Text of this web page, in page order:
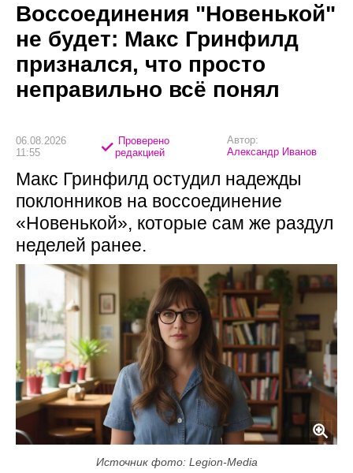
Воссоединения "Новенькой"
не будет: Макс Гринфилд
признался, что просто
неправильно всё понял
06.08.2026
11:55
Проверено
редакцией
Автор:
Александр Иванов
Макс Гринфилд остудил надежды
поклонников на воссоединение
«Новенькой», которые сам же раздул
неделей ранее.
Источник фото: Legion-Media